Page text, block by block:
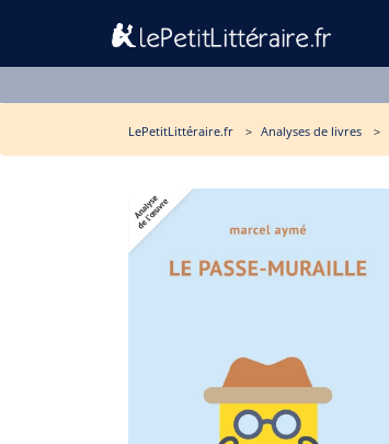
LePetitLittéraire.fr Analyses de livres